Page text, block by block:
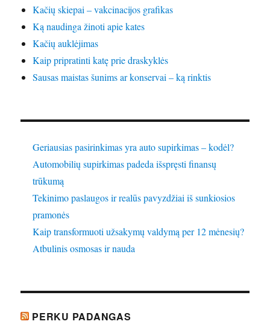
Kačių skiepai – vakcinacijos grafikas
Ką naudinga žinoti apie kates
Kačių auklėjimas
Kaip pripratinti katę prie draskyklės
Sausas maistas šunims ar konservai – ką rinktis
Geriausias pasirinkimas yra auto supirkimas – kodėl?
Automobilių supirkimas padeda išspręsti finansų
trūkumą
Tekinimo paslaugos ir realūs pavyzdžiai iš sunkiosios
pramonės
Kaip transformuoti užsakymų valdymą per 12 mėnesių?
Atbulinis osmosas ir nauda
PERKU PADANGAS